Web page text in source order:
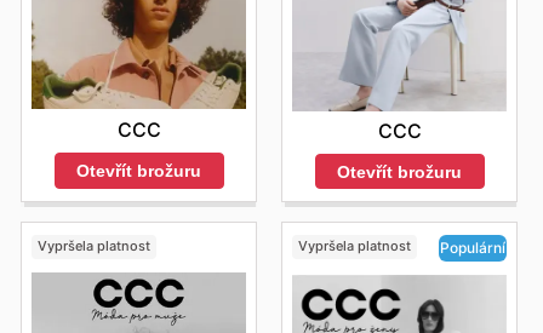
CCC
Otevřít brožuru
CCC
Otevřít brožuru
Vypršela platnost Vypršela platnost Populární